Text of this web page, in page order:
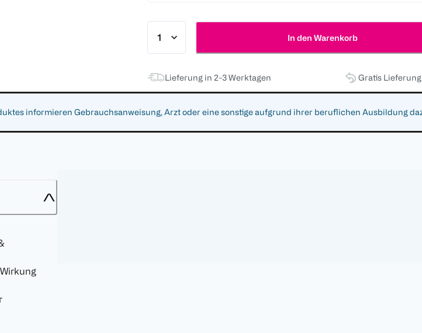
In den Warenkorb
Lieferung in 2-3 Werktagen Gratis
informieren Gebrauchsanweisung, Arzt oder eine sonstige aufgrund ihrer beruflichen Ausbildung